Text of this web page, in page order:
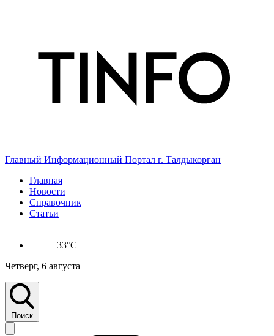
Главный Информационный Портал г. Талдыкорган
Главная
Новости
Справочник
Статьи
+33°C
Четверг, 6 августа
Поиск